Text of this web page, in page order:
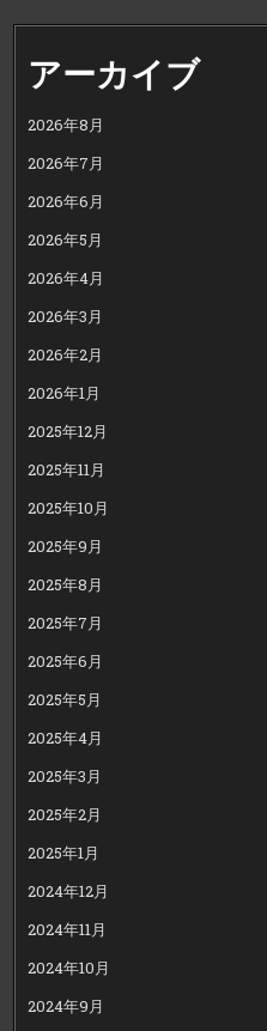
アーカイブ
2026年8月
2026年7月
2026年6月
2026年5月
2026年4月
2026年3月
2026年2月
2026年1月
2025年12月
2025年11月
2025年10月
2025年9月
2025年8月
2025年7月
2025年6月
2025年5月
2025年4月
2025年3月
2025年2月
2025年1月
2024年12月
2024年11月
2024年10月
2024年9月